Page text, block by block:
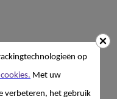
op
Met uw
verbeteren, het gebruik